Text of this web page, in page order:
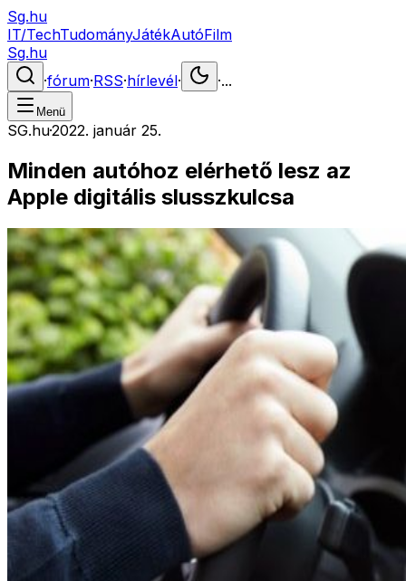
Sg.hu
IT/TechTudományJátékAutóFilm
Sg.hu
·fórum·RSS·hírlevél· ·...
Menü
SG.hu·2022. január 25.
Minden autóhoz elérhető lesz az
Apple digitális slusszkulcsa